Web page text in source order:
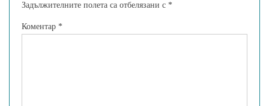
Задължителните полета са отбелязани с *
Коментар *